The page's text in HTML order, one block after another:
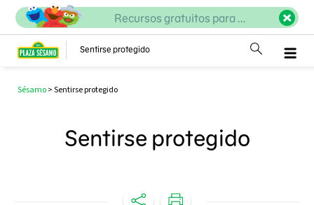
Recursos gratuitos para ...
Sentirse protegido
Sésamo>Sentirse protegido
Sentirse protegido